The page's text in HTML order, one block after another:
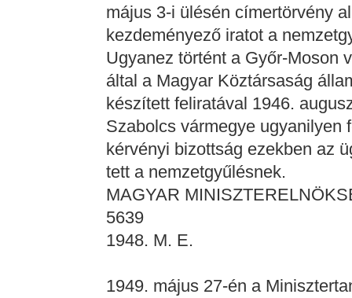
május 3-i ülésén címertörvény
kezdeményező iratot a
Ugyanez történt a Győr-Moson
által a Magyar Köztársaság
készített feliratával 1946.
Szabolcs vármegye ugyanilyen
kérvényi bizottság ezekben az
tett a nemzetgyűlésnek.
MAGYAR
5639
1948. M. E.
1949. május 27-én a